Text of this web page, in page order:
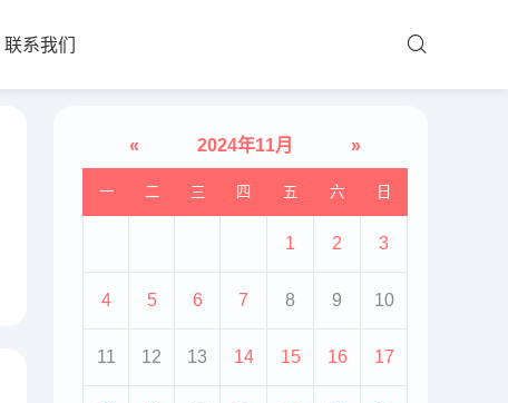
联系我们
« 2024年11月 »
一 二 三 四 五 六 日
1 2 3
4 5 6 7 8 9 10
11 12 13 14 15 16 17